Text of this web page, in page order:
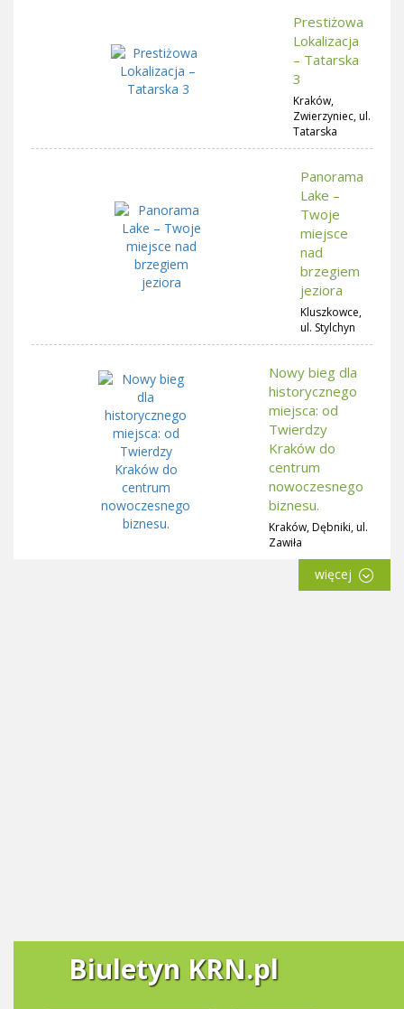
Prestiżowa
Lokalizacja
– Tatarska
3
Kraków,
Zwierzyniec, ul.
Tatarska
Panorama
Lake –
Twoje
miejsce
nad
brzegiem
jeziora
Kluszkowce,
ul. Stylchyn
Nowy bieg dla
historycznego
miejsca: od
Twierdzy
Kraków do
centrum
nowoczesnego
biznesu.
Kraków, Dębniki, ul.
Zawiła
więcej
Biuletyn KRN.pl